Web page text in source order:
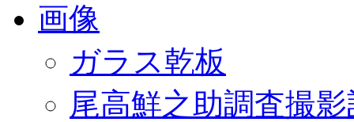
画像
ガラス乾板
尾高鮮之助調査撮